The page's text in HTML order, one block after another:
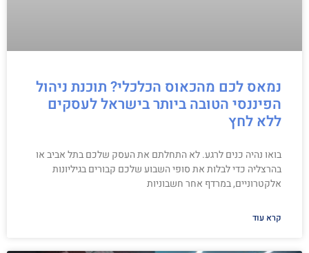
נמאס לכם מהכאוס הכלכלי? תוכנת ניהול
הפיננסי הטובה ביותר בישראל לעסקים
ללא לחץ
בואו נהיה כנים לרגע. לא התחלתם את העסק שלכם בתל אביב או
בהרצליה כדי לבלות את סופי השבוע שלכם קבורים בגיליונות
אלקטרוניים, במרדף אחר חשבוניות
קרא עוד